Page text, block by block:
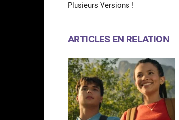
Plusieurs Versions !
ARTICLES EN RELATION